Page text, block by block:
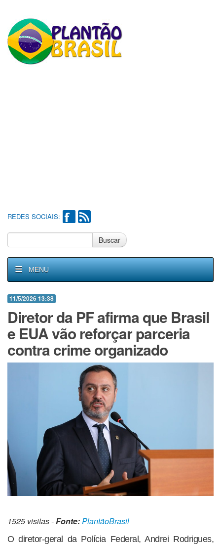
REDES SOCIAIS:
Buscar
MENU
11/5/2026 13:38
Diretor da PF afirma que Brasil
e EUA vão reforçar parceria
contra crime organizado
1525 visitas -Fonte:PlantãoBrasil
O diretor-geral da Polícia Federal, Andrei Rodrigues,